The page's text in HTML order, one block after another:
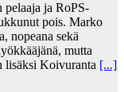
pelaaja ja RoPS-
pois. Marko
nopeana sekä
mutta
lisäksi Koivuranta [...]